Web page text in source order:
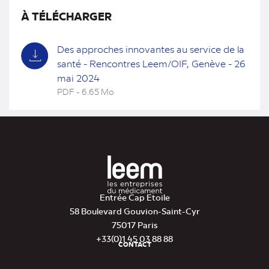
À TÉLÉCHARGER
Des approches innovantes au service de la
santé - Rencontres Leem/OIF, Genève - 26
mai 2024
PDF - 6.65 Mo
onglet)
Entrée Cap Etoile
58 Boulevard Gouvion-Saint-Cyr
75017 Paris
+33(0)1 45 03 88 88
CONTACT